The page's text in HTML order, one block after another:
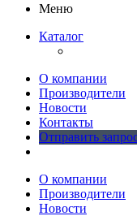
Меню
Каталог
О компании
Производители
Новости
Контакты
Отправить
О компании
Производители
Новости